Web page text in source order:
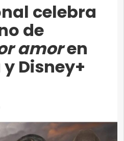
celebra
de
amoren
Disney+